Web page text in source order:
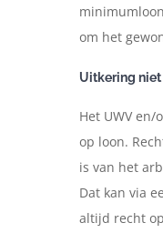
om het
Uitkering
Het UWV
op loon.
is van het
Dat kan via
altijd recht